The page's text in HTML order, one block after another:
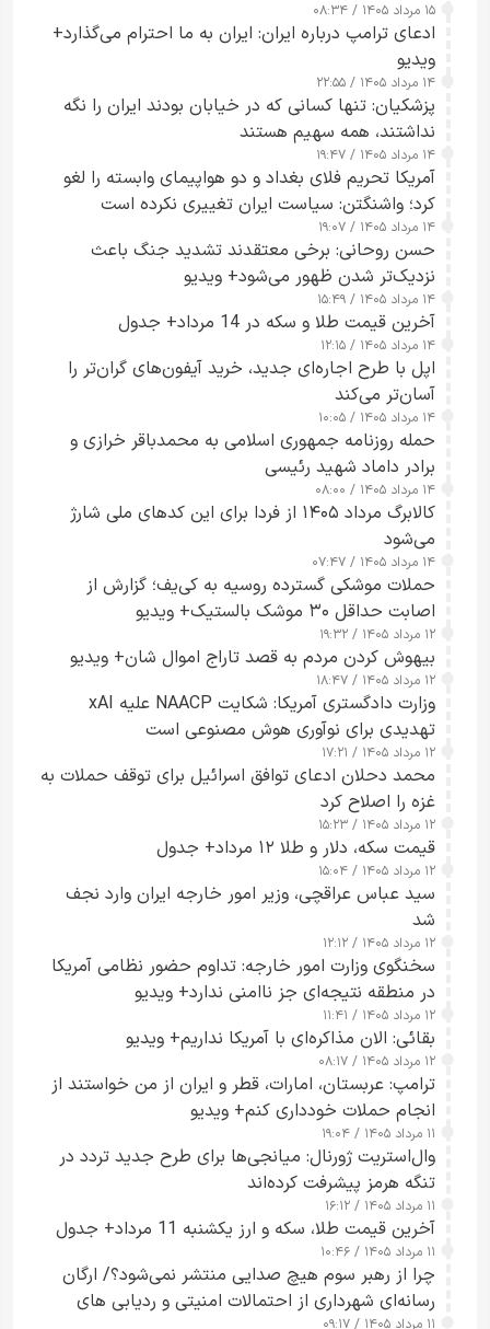
۱۵ مرداد ۱۴۰۵ / ۰۸:۳۴
ادعای ترامپ درباره ایران: ایران به ما احترام می‌گذارد+
ویدیو
۱۴ مرداد ۱۴۰۵ / ۲۲:۵۵
پزشکیان: تنها کسانی که در خیابان بودند ایران را نگه
نداشتند، همه سهیم هستند
۱۴ مرداد ۱۴۰۵ / ۱۹:۴۷
آمریکا تحریم فلای بغداد و دو هواپیمای وابسته را لغو
کرد؛ واشنگتن: سیاست ایران تغییری نکرده است
۱۴ مرداد ۱۴۰۵ / ۱۹:۰۷
حسن روحانی: برخی معتقدند تشدید جنگ باعث
نزدیک‌تر شدن ظهور می‌شود+ ویدیو
۱۴ مرداد ۱۴۰۵ / ۱۵:۴۹
آخرین قیمت طلا و سکه در 14 مرداد+ جدول
۱۴ مرداد ۱۴۰۵ / ۱۲:۱۵
اپل با طرح اجاره‌ای جدید، خرید آیفون‌های گران‌تر را
آسان‌تر می‌کند
۱۴ مرداد ۱۴۰۵ / ۱۰:۰۵
حمله روزنامه جمهوری اسلامی به محمدباقر خرازی و
برادر داماد شهید رئیسی
۱۴ مرداد ۱۴۰۵ / ۰۸:۰۰
کالابرگ مرداد ۱۴۰۵ از فردا برای این کدهای ملی شارژ
می‌شود
۱۴ مرداد ۱۴۰۵ / ۰۷:۴۷
حملات موشکی گسترده روسیه به کی‌یف؛ گزارش از
اصابت حداقل ۳۰ موشک بالستیک+ ویدیو
۱۲ مرداد ۱۴۰۵ / ۱۹:۳۲
بیهوش کردن مردم به قصد تاراج اموال شان+ ویدیو
۱۲ مرداد ۱۴۰۵ / ۱۸:۴۷
وزارت دادگستری آمریکا: شکایت NAACP علیه xAI
تهدیدی برای نوآوری هوش مصنوعی است
۱۲ مرداد ۱۴۰۵ / ۱۷:۲۱
محمد دحلان ادعای توافق اسرائیل برای توقف حملات به
غزه را اصلاح کرد
۱۲ مرداد ۱۴۰۵ / ۱۵:۲۳
قیمت سکه، دلار و طلا ۱۲ مرداد+ جدول
۱۲ مرداد ۱۴۰۵ / ۱۵:۰۴
سید عباس عراقچی، وزیر امور خارجه ایران وارد نجف
شد
۱۲ مرداد ۱۴۰۵ / ۱۲:۱۲
سخنگوی وزارت امور خارجه: تداوم حضور نظامی آمریکا
در منطقه نتیجه‌ای جز ناامنی ندارد+ ویدیو
۱۲ مرداد ۱۴۰۵ / ۱۱:۴۱
بقائی: الان مذاکره‌ای با آمریکا نداریم+ ویدیو
۱۲ مرداد ۱۴۰۵ / ۰۸:۱۷
ترامپ: عربستان، امارات، قطر و ایران از من خواستند از
انجام حملات خودداری کنم+ ویدیو
۱۱ مرداد ۱۴۰۵ / ۱۹:۰۴
وال‌استریت ژورنال: میانجی‌ها برای طرح جدید تردد در
تنگه هرمز پیشرفت کرده‌اند
۱۱ مرداد ۱۴۰۵ / ۱۶:۱۲
آخرین قیمت طلا، سکه و ارز یکشنبه 11 مرداد+ جدول
۱۱ مرداد ۱۴۰۵ / ۱۰:۴۶
چرا از رهبر سوم هیچ صدایی منتشر نمی‌شود؟/ ارگان
رسانه‌ای شهرداری از احتمالات امنیتی و ردیابی های
۱۱ مرداد ۱۴۰۵ / ۰۹:۱۷